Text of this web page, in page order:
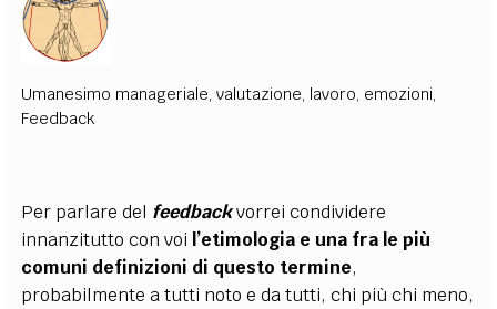
Umanesimo manageriale,valutazione, lavoro, emozioni,
Feedback
Per parlare del feedbackvorrei condividere
innanzitutto con voi l’etimologia e una fra le più
comuni definizioni di questo termine,
probabilmente a tutti noto e da tutti, chi più chi meno,